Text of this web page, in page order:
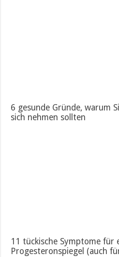
6 gesunde Gründe, warum
sich nehmen sollten
11 tückische Symptome für
Progesteronspiegel (auch